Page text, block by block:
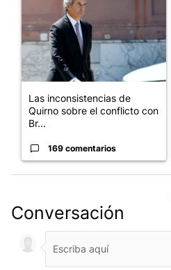
Las inconsistencias de
Quirno sobre el conflicto con
Br...
169 comentarios
Conversación